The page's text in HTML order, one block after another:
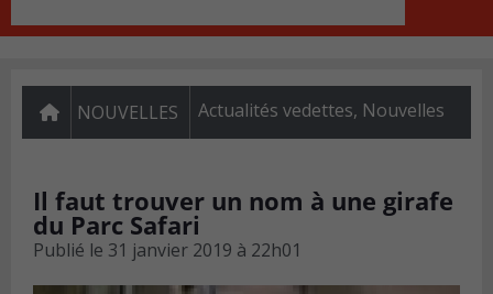
NOUVELLES Actualités vedettes, Nouvelles
Il faut trouver un nom à une girafe
du Parc Safari
Publié le 31 janvier 2019 à 22h01